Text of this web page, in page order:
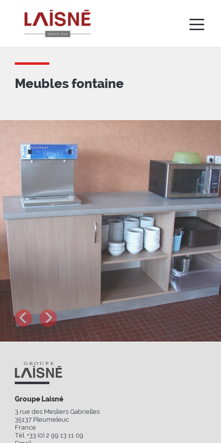
principal
Meubles fontaine
SuivantPrécédent
Groupe Laisné
3 rue des Mesliers Gabrielles
35137 Pleumeleuc
France
Tél. +33 (0) 2 99 13 11 09